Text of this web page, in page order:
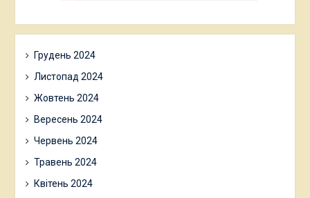
Грудень 2024
Листопад 2024
Жовтень 2024
Вересень 2024
Червень 2024
Травень 2024
Квітень 2024